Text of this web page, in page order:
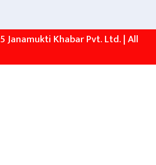
Khabar Pvt. Ltd. | All